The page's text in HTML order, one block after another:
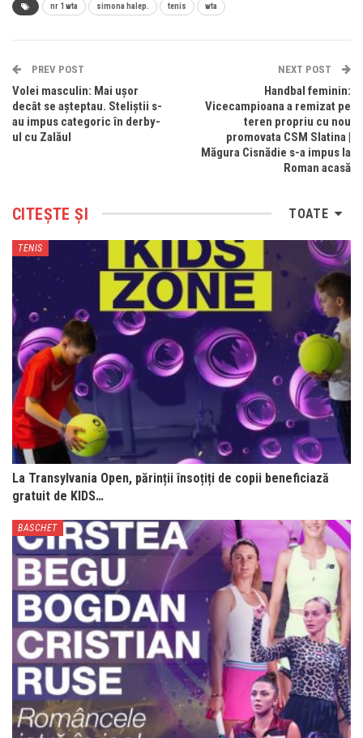
nr 1 wta simona halep. tenis wta
PREV POST
Volei masculin: Mai ușor
decât se așteptau. Steliștii s-
au impus categoric în derby-
ul cu Zalăul
NEXT POST
Handbal feminin:
Vicecampioana a remizat pe
teren propriu cu nou
promovata CSM Slatina |
Măgura Cisnădie s-a impus la
Roman acasă
TOATE
CITEȘTE ȘI
TENIS
La Transylvania Open, părinții însoțiți de copii beneficiază
gratuit de KIDS…
BASCHET